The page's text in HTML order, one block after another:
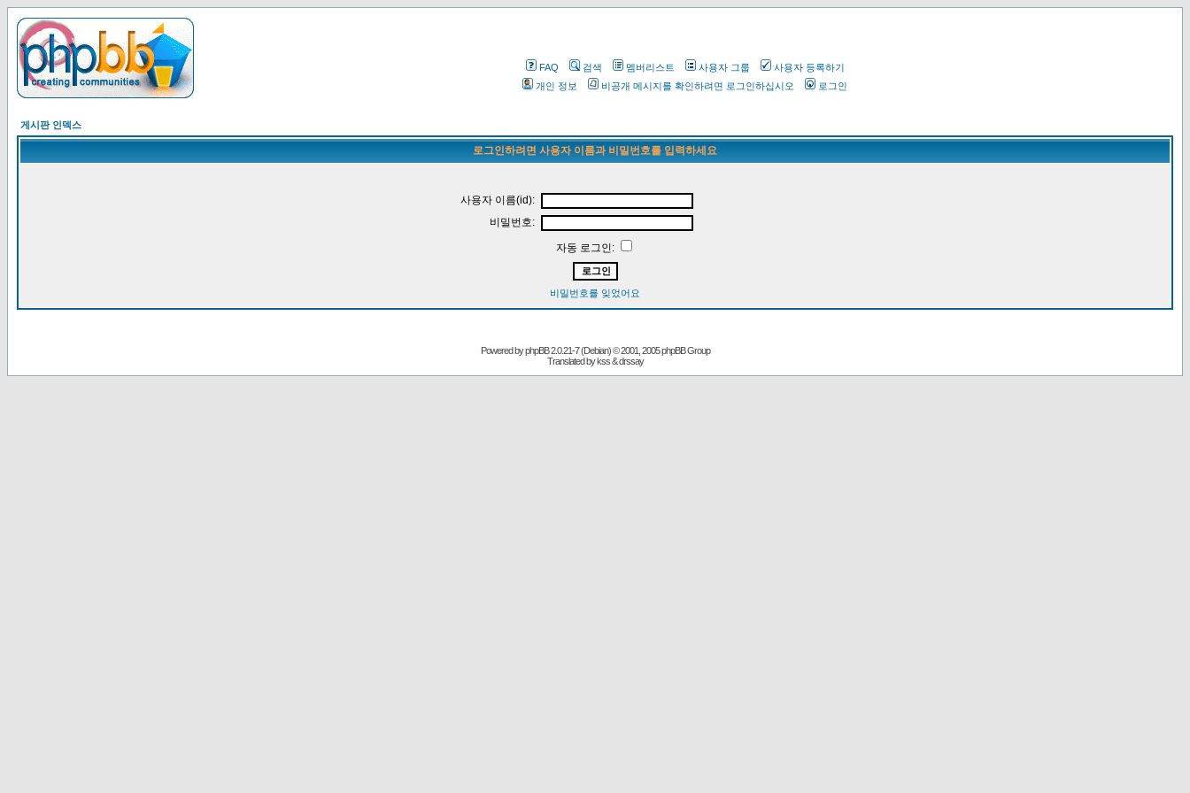
FAQ 검색 멤버리스트 사용자 그룹
사용자 등록하기
개인 정보
비공개 메시지를 확인하려면 로그인하십시오 로그인
게시판 인덱스
로그인하려면 사용자 이름과 비밀번호를 입력하세요
사용자 이름(id):
비밀번호:
자동 로그인:
비밀번호를 잊었어요
Powered byphpBB2.0.21-7 (Debian) © 2001, 2005 phpBB Group
Translated by kss & drssay